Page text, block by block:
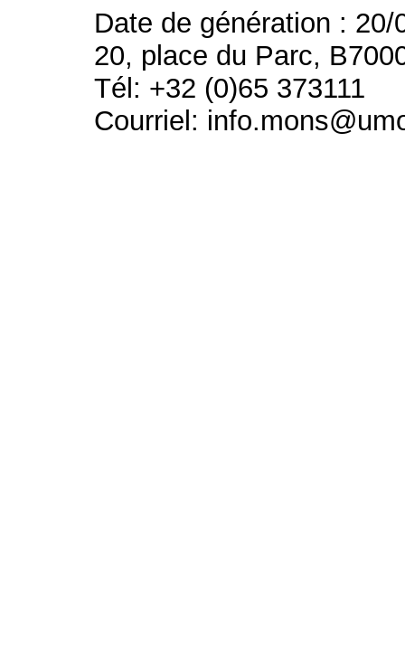
Date de génération : 20/
20, place du Parc,
Tél: +32 (0)65 373111
Courriel: